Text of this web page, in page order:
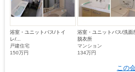
浴室・ユニットバス/トイ
レ/...
戸建住宅
150万円
浴室・ユニットバス/洗面
脱衣所
マンション
134万円
この